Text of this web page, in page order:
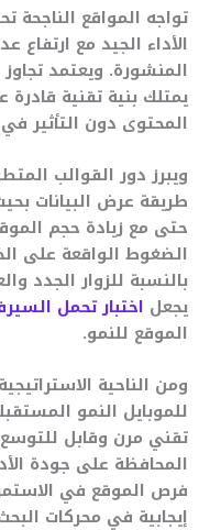
تواجه المواقع الناجحة
الأداء الجيد مع ارتفاع
المنشورة. ويعتمد
يمتلك بنية تقنية
المحتوى دون التأثير
ويبرز دور القوالب
طريقة عرض البيانات
حتى مع زيادة حجم
الضغوط الواقعة على
بالنسبة للزوار الجدد
يجعل اختبار تحمل
الموقع للنمو.
ومن الناحية
للموبايل النمو
تقني مرن وقابل
المحافظة على جودة
فرص الموقع في
إيجابية في محركات